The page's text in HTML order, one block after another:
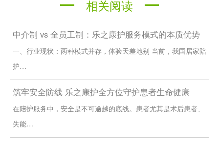
管
束，出了事人就跑
一管理、统一培训、统一考核，全程可管可控
专
能
只会做饭保洁，无专
嘱执行、康复辅助、
上岗前完成 28 天全职封闭式培训，通过理论 + 实操
全
障
险，出了事没人兜
人、偷盗的风险
业记录；服务全程配套足额商业保险，包括雇主责
全权负责
收
费
透
收高额中介费，中途
码标价，提前写进服务合同，白纸黑字清清楚楚
相关阅读
中介制 vs 全员工制：乐之康护服务模式的本质优势
一、行业现状：两种模式并存，体验天差地别 当前，我国居家陪
护…
筑牢安全防线 乐之康护全方位守护患者生命健康
在陪护服务中，安全是不可逾越的底线。患者尤其是术后患者、
失能…